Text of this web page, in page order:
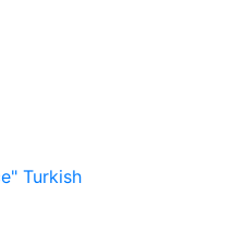
Turkish